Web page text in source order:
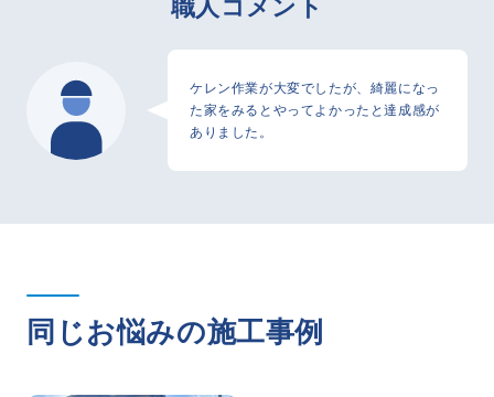
職人コメント
ケレン作業が大変でしたが、綺麗になっ
た家をみるとやってよかったと達成感が
ありました。
同じお悩みの施工事例